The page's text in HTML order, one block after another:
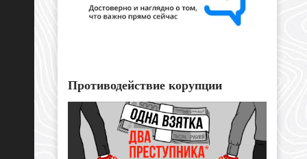
Противодействие корупции